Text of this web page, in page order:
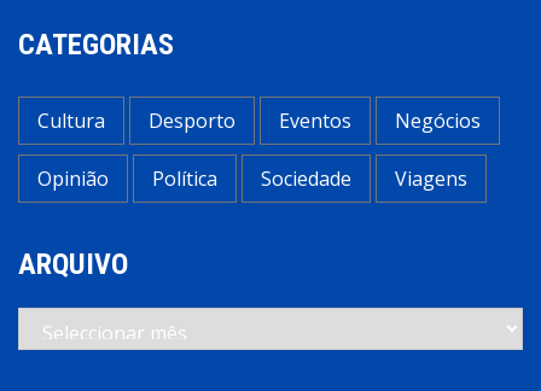
CATEGORIAS
Cultura Desporto Eventos Negócios
Opinião Política Sociedade Viagens
ARQUIVO
Arquivo